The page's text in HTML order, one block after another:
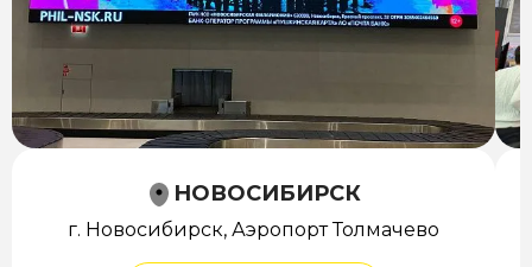
НОВОСИБИРСК
г. Новосибирск, Аэропорт Толмачево